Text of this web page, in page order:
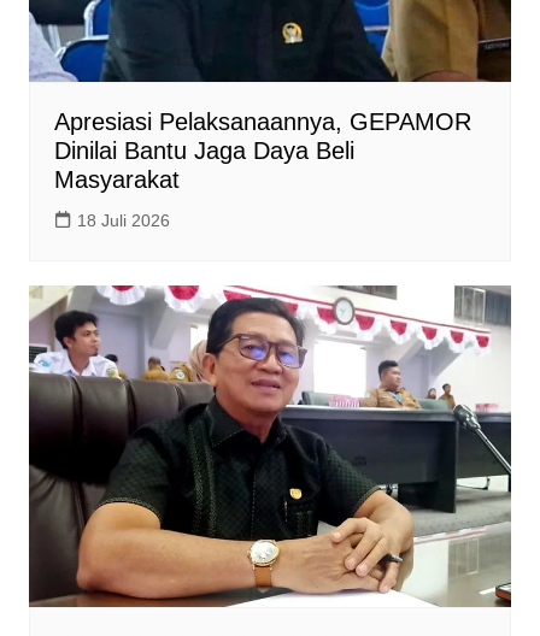
Apresiasi Pelaksanaannya, GEPAMOR
Dinilai Bantu Jaga Daya Beli
Masyarakat
18 Juli 2026